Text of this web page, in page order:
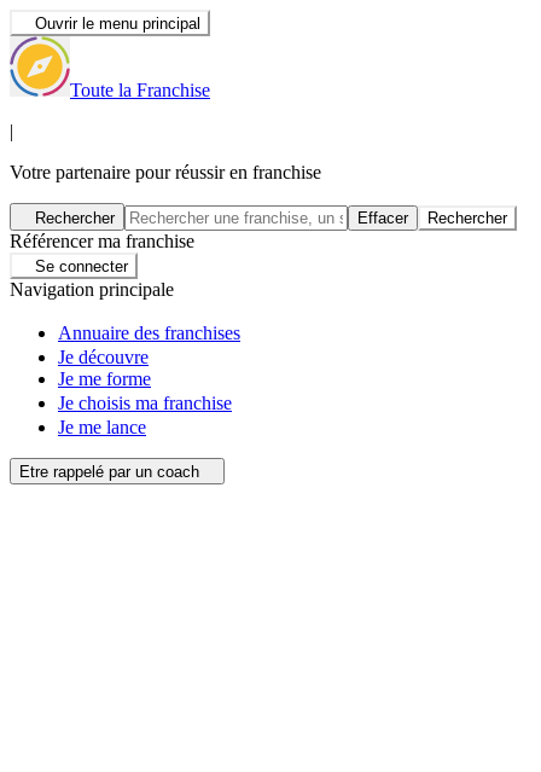
Ouvrir le menu principal
Toute la Franchise
|
Votre partenaire pour réussir en franchise
Rechercher Effacer Rechercher
Référencer ma franchise
Se connecter
Navigation principale
Annuaire des franchises
Je découvre
Je me forme
Je choisis ma franchise
Je me lance
Etre rappelé par un coach